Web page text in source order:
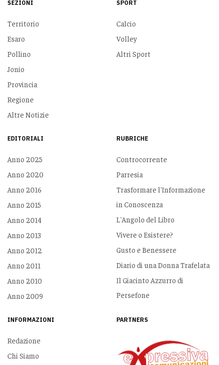
SEZIONI
Territorio
Esaro
Pollino
Jonio
Provincia
Regione
Altre Notizie
SPORT
Calcio
Volley
Altri Sport
EDITORIALI
Anno 2025
Anno 2020
Anno 2016
Anno 2015
Anno 2014
Anno 2013
Anno 2012
Anno 2011
Anno 2010
Anno 2009
RUBRICHE
Controcorrente
Parresia
Trasformare l'Informazione
in Conoscenza
L'Angolo del Libro
Vivere o Esistere?
Gusto e Benessere
Diario di una Donna Trafelata
Il Giacinto Azzurro di
Persefone
INFORMAZIONI
Redazione
Chi Siamo
PARTNERS